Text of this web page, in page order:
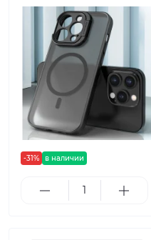
-31% в наличии